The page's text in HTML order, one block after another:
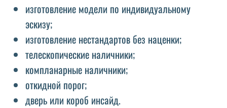
изготовление модели по индивидуальному
эскизу;
изготовление нестандартов без наценки;
телескопические наличники;
компланарные наличники;
откидной порог;
дверь или короб инсайд.